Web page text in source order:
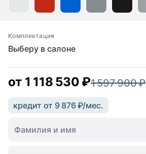
Выберу в салоне
Комплектация
от 1 118 530 ₽1 597 900 ₽
кредит от 9 876 ₽/мес.